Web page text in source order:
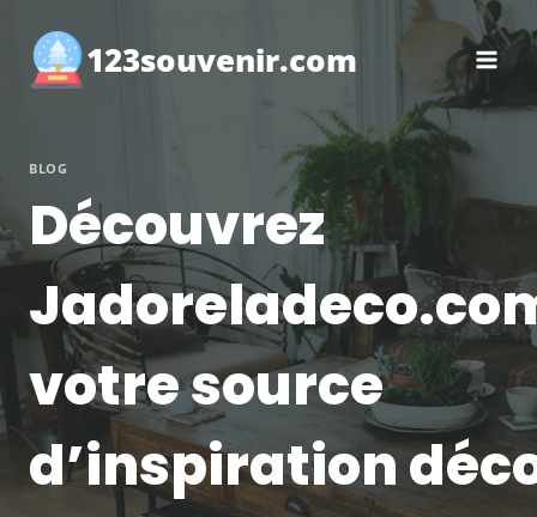
contenu 123souvenir.com
BLOG
Découvrez
votre source
d’inspiration